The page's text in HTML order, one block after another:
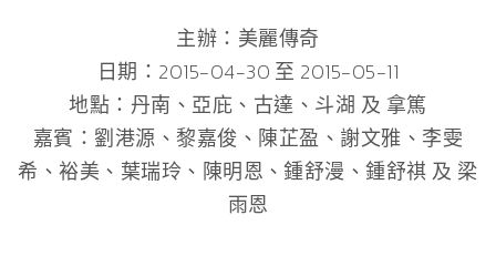
主辦：美麗傳奇
日期：2015-04-30 至 2015-05-11
地點：丹南、亞庇、古達、斗湖 及 拿篤
嘉賓：劉港源、黎嘉俊、陳芷盈、謝文雅、李雯
希、裕美、葉瑞玲、陳明恩、鍾舒漫、鍾舒祺 及 梁
雨恩